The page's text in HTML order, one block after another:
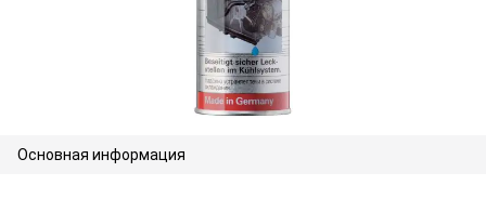
Основная информация